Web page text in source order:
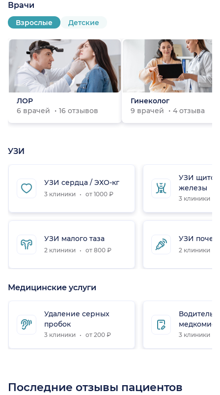
Врачи
Взрослые Детские
ЛОР
6 врачей
16 отзывов
Гинеколог
9 врачей
4 отзыва
УЗИ
УЗИ сердца / ЭХО-кг
3 клиники от 1000 ₽
УЗИ малого таза
2 клиники от 800 ₽
УЗИ
железы
3 клиники
УЗИ почек
2 клиники
Медицинские услуги
Удаление серных
пробок
3 клиники от 200 ₽ 3 клиники
Последние отзывы пациентов